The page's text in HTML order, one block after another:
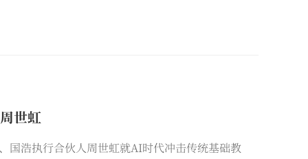
世虹
国浩执行合伙人周世虹就AI时代冲击传统基础教